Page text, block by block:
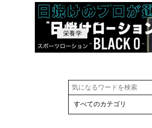
ン、ヒスチジ
ン～
アルギニンか
シトルリンか
栄養学